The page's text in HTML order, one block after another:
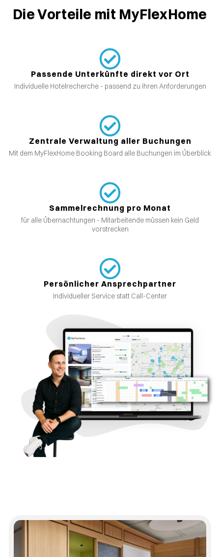
Die Vorteile mit MyFlexHome
Passende Unterkünfte direkt vor Ort
Individuelle Hotelrecherche - passend zu ihren Anforderungen
Zentrale Verwaltung aller Buchungen
Mit dem MyFlexHome Booking Board alle Buchungen im Überblick
Sammelrechnung pro Monat
für alle Übernachtungen - Mitarbeitende müssen kein Geld
vorstrecken
Persönlicher Ansprechpartner
Individueller Service statt Call-Center